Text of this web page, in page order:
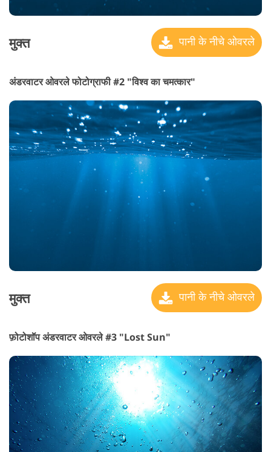
मुक्त पानी के नीचे ओवरले
अंडरवाटर ओवरले फोटोग्राफी #2 "विश्व का चमत्कार"
मुक्त पानी के नीचे ओवरले
फ़ोटोशॉप अंडरवाटर ओवरले #3 "Lost Sun"